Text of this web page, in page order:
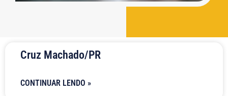
Cruz Machado/PR
CONTINUAR LENDO »